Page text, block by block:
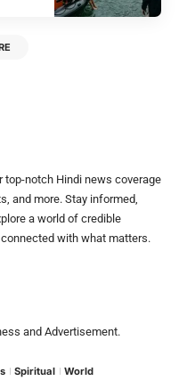
top-notch Hindi news coverage
and more. Stay informed,
a world of credible
with what matters.
and Advertisement.
Spiritual World